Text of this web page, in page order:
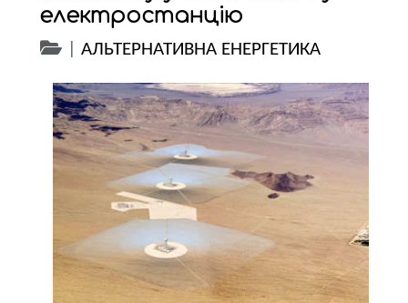
електростанцію
|АЛЬТЕРНАТИВНА ЕНЕРГЕТИКА